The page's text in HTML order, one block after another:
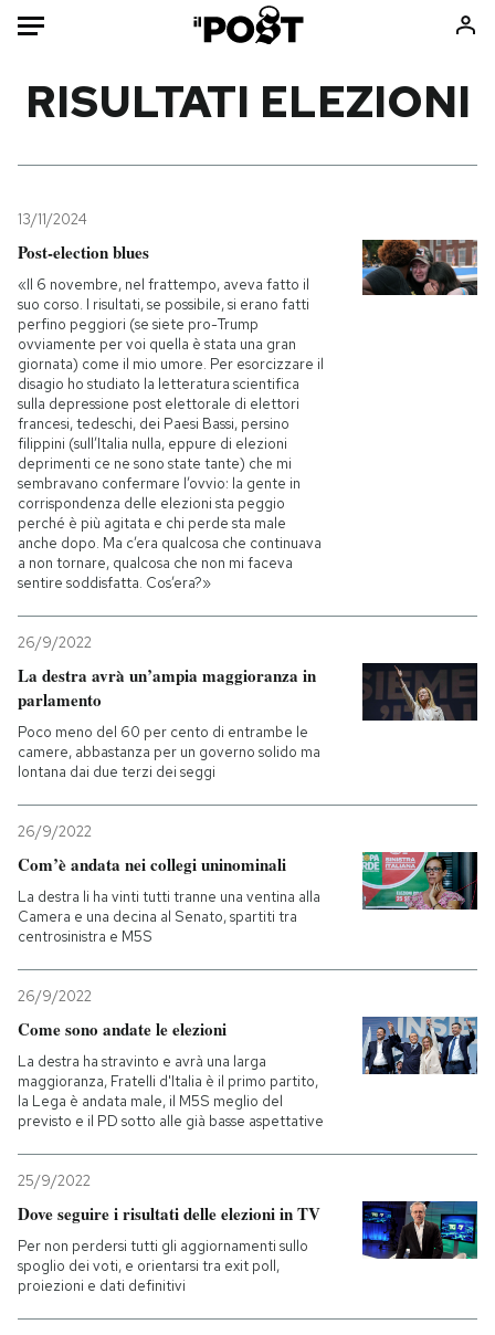
Mondo
Politica
Tecnologia
Internet
Scienza
Cultura
Economia
Sport
Consumismi
Storie/Idee
Ok Boomer!
Media
Europa
Altrecose
Mondiali calcio 2026
PODCAST
NEWSLETTER
I MIEI PREFERITI
SHOP
CALENDARIO
AREA PERSONALE
RISULTATI ELEZIONI
13/11/2024
Post-election blues
«Il 6 novembre, nel frattempo, aveva fatto il
suo corso. I risultati, se possibile, si erano fatti
perfino peggiori (se siete pro-Trump
ovviamente per voi quella è stata una gran
giornata) come il mio umore. Per esorcizzare il
disagio ho studiato la letteratura scientifica
sulla depressione post elettorale di elettori
francesi, tedeschi, dei Paesi Bassi, persino
filippini (sull’Italia nulla, eppure di elezioni
deprimenti ce ne sono state tante) che mi
sembravano confermare l’ovvio: la gente in
corrispondenza delle elezioni sta peggio
perché è più agitata e chi perde sta male
anche dopo. Ma c’era qualcosa che continuava
a non tornare, qualcosa che non mi faceva
sentire soddisfatta. Cos’era?»
26/9/2022
La destra avrà un’ampia maggioranza in
parlamento
Poco meno del 60 per cento di entrambe le
camere, abbastanza per un governo solido ma
lontana dai due terzi dei seggi
26/9/2022
Com’è andata nei collegi uninominali
La destra li ha vinti tutti tranne una ventina alla
Camera e una decina al Senato, spartiti tra
centrosinistra e M5S
26/9/2022
Come sono andate le elezioni
La destra ha stravinto e avrà una larga
maggioranza, Fratelli d'Italia è il primo partito,
la Lega è andata male, il M5S meglio del
previsto e il PD sotto alle già basse aspettative
25/9/2022
Dove seguire i risultati delle elezioni in TV
Per non perdersi tutti gli aggiornamenti sullo
spoglio dei voti, e orientarsi tra exit poll,
proiezioni e dati definitivi